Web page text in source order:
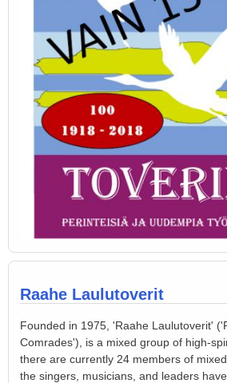
Raahe Laulutoverit
Founded in 1975, 'Raahe Laulutoverit'
Comrades'), is a mixed group of high-
there are currently 24 members of
the singers, musicians, and leaders